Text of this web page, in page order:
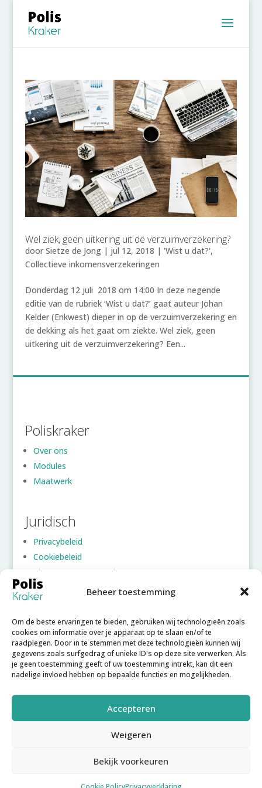
Beheer toestemming
Om de beste ervaringen te bieden, gebruiken wij technologieën zoals
cookies om informatie over je apparaat op te slaan en/of te
raadplegen. Door in te stemmen met deze technologieën kunnen wij
gegevens zoals surfgedrag of unieke ID's op deze site verwerken. Als
je geen toestemming geeft of uw toestemming intrekt, kan dit een
nadelige invloed hebben op bepaalde functies en mogelijkheden.
Accepteren
Weigeren
Bekijk voorkeuren
Wel ziek, geen uitkering uit de verzuimverzekering?
door Sietze de Jong| jul 12, 2018 | 'Wist u dat?',
Collectieve inkomensverzekeringen
Donderdag 12 juli 2018 om 14:00 In deze negende
editie van de rubriek ‘Wist u dat?’ gaat auteur Johan
Kelder (Enkwest) dieper in op de verzuimverzekering en
de dekking als het gaat om ziekte. Wel ziek, geen
uitkering uit de verzuimverzekering? Een...
Poliskraker
Over ons
Modules
Maatwerk
Juridisch
Privacybeleid
Cookiebeleid
Algemene voorwaarden
Inloggen
Account aanmaken
Wachtwoord vergeten
PoliskrakerenEnkwest